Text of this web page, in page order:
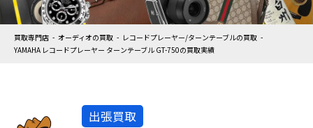
買取専門店 オーディオの買取
レコードプレーヤー/ターンテーブルの買取
YAMAHA レコードプレーヤー ターンテーブル GT-750の買取実績
出張買取